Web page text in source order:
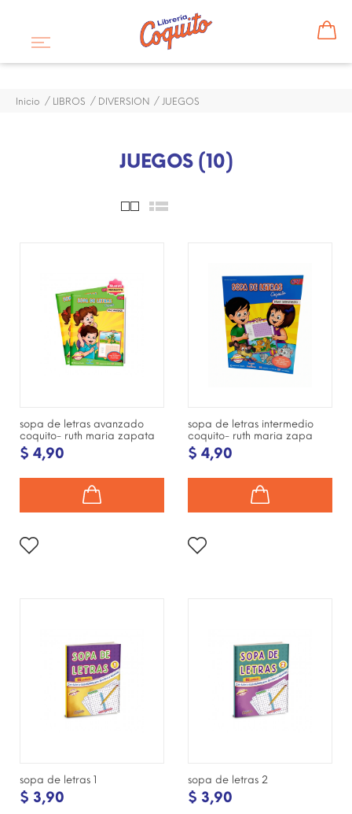
Inicio LIBROS DIVERSION JUEGOS
JUEGOS (10)
sopa de letras avanzado
coquito- ruth maria zapata
$ 4,90
sopa de letras intermedio
coquito- ruth maria zapa
$ 4,90
sopa de letras 1
$ 3,90
sopa de letras 2
$ 3,90